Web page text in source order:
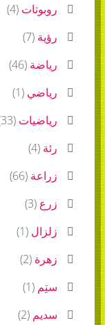
روبوتات (
4
)
رؤية (
7
)
رياضة (
46
)
رياضي (
1
)
رياضيات (
33
رئة (
4
)
زراعة (
66
)
زرع (
3
)
زلزال (
1
)
زهرة (
2
)
ستِم (
1
)
سديم (
2
)